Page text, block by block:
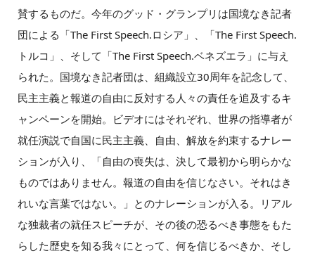
賛するものだ。今年のグッド・グランプリは国境なき記者
団による「The First Speech.ロシア」、「The First Speech.
トルコ」、そして「The First Speech.ベネズエラ」に与え
られた。国境なき記者団は、組織設立30周年を記念して、
民主主義と報道の自由に反対する人々の責任を追及するキ
ャンペーンを開始。ビデオにはそれぞれ、世界の指導者が
就任演説で自国に民主主義、自由、解放を約束するナレー
ションが入り、「自由の喪失は、決して最初から明らかな
ものではありません。報道の自由を信じなさい。それはき
れいな言葉ではない。」とのナレーションが入る。リアル
な独裁者の就任スピーチが、その後の恐るべき事態をもた
らした歴史を知る我々にとって、何を信じるべきか、そし